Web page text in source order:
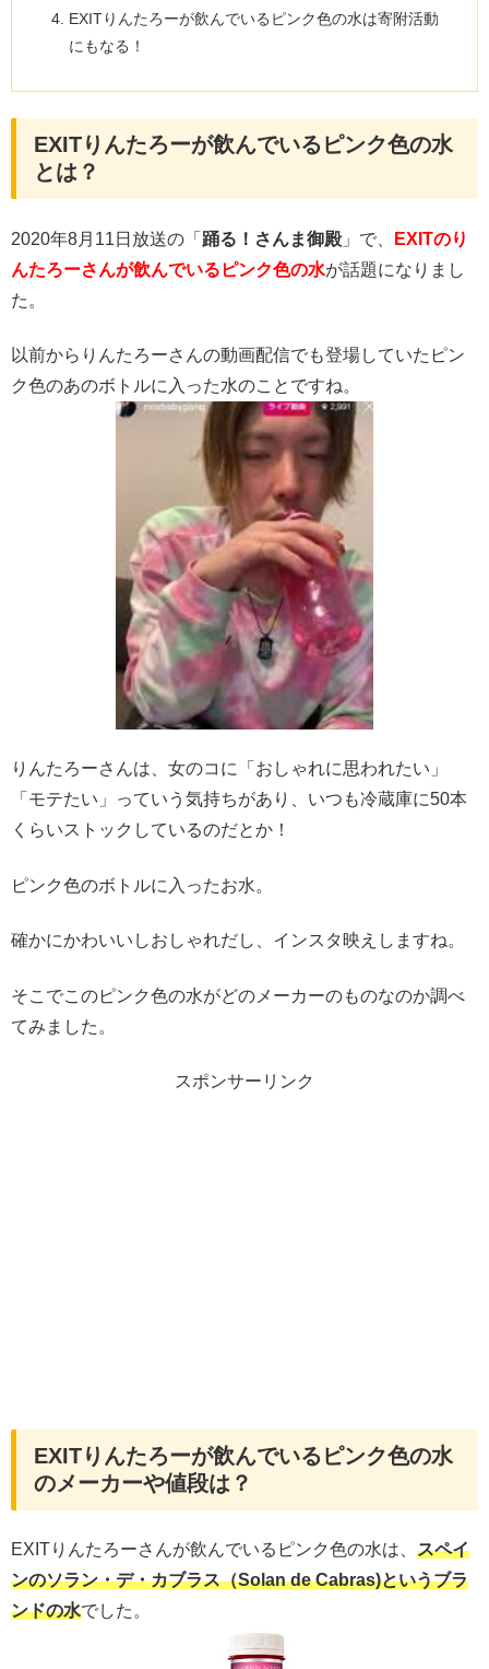
EXITりんたろーが飲んでいるピンク色の水は寄附活動
にもなる！
EXITりんたろーが飲んでいるピンク色の水
とは？
2020年8月11日放送の「 踊る！さんま御殿」で、
EXITのり
んたろーさんが飲んでいるピンク色の水が話題になりまし
た。
以前からりんたろーさんの動画配信でも登場していたピン
ク色のあのボトルに入った水のことですね。
りんたろーさんは、女のコに「おしゃれに思われたい」
「モテたい」っていう気持ちがあり、いつも冷蔵庫に50本
くらいストックしているのだとか！
ピンク色のボトルに入ったお水。
確かにかわいいしおしゃれだし、インスタ映えしますね。
そこでこのピンク色の水がどのメーカーのものなのか調べ
てみました。
スポンサーリンク
EXITりんたろーが飲んでいるピンク色の水
のメーカーや値段は？
EXITりんたろーさんが飲んでいるピンク色の水は、 スペイ
ンのソラン・デ・カブラス（Solan de Cabras)というブラ
ンドの水でした。